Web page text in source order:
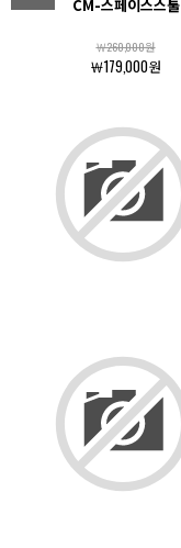
CM-스페이스스툴
￦260,000원
￦179,000원